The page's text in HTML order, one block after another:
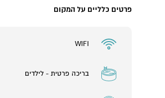
גודל יחידה: 85 מ"ר
פרטים כלליים על המקום
WIFI
בריכה פרטית - לילדים